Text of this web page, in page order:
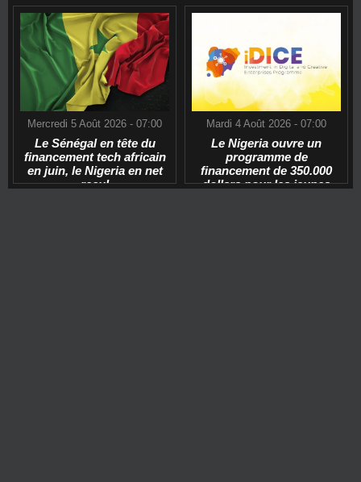
Mercredi 5 Août 2026 - 07:00
Le Sénégal en tête du
financement tech africain
en juin, le Nigeria en net
recul
Mardi 4 Août 2026 - 07:00
Le Nigeria ouvre un
programme de
financement de 350.000
dollars pour les jeunes